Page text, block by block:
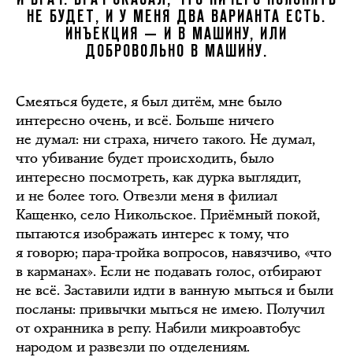
НЕ БУДЕТ, И У МЕНЯ ДВА ВАРИАНТА ЕСТЬ.
ИНЪЕКЦИЯ — И В МАШИНУ, ИЛИ
ДОБРОВОЛЬНО В МАШИНУ.
Смеяться будете, я был дитём, мне было
интересно очень, и всё. Больше ничего
не думал: ни страха, ничего такого. Не думал,
что убивание будет происходить, было
интересно посмотреть, как дурка выглядит,
и не более того. Отвезли меня в филиал
Кащенко, село Никольское. Приёмный покой,
пытаются изображать интерес к тому, что
я говорю; пара-тройка вопросов, навязчиво, «что
в карманах». Если не подавать голос, отбирают
не всё. Заставили идти в ванную мыться и были
посланы: привычки мыться не имею. Получил
от охранника в репу. Набили микроавтобус
народом и развезли по отделениям.